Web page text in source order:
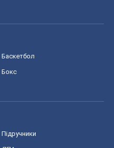
Баскетбол
Бокс
Підручники